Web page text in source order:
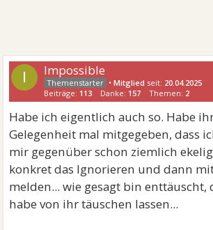
I Impossible
•Mitglied seit: 20.04.2025
Beiträge: 113 Danke: 157 Themen: 2
Habe ich eigentlich auch so. Habe
Gelegenheit mal mitgegeben, dass
mir gegenüber schon ziemlich
konkret das Ignorieren und dann
melden... wie gesagt bin enttäuscht,
habe von ihr täuschen lassen...